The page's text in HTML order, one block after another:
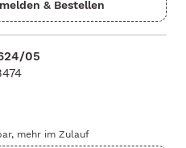
05
mehr im Zulauf